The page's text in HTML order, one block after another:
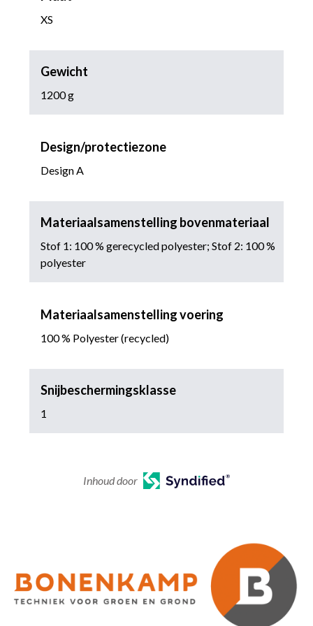
XS
Gewicht
1200 g
Design/protectiezone
Design A
Materiaalsamenstelling bovenmateriaal
Stof 1: 100 % gerecycled polyester; Stof 2: 100 %
polyester
Materiaalsamenstelling voering
100 % Polyester (recycled)
Snijbeschermingsklasse
1
Inhoud door